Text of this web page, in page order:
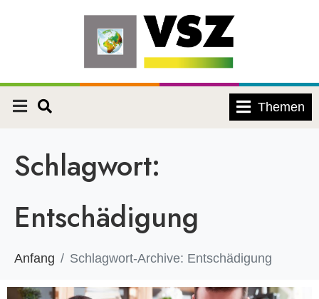
Themen
Schlagwort:
Entschädigung
Anfang Schlagwort-Archive: Entschädigung